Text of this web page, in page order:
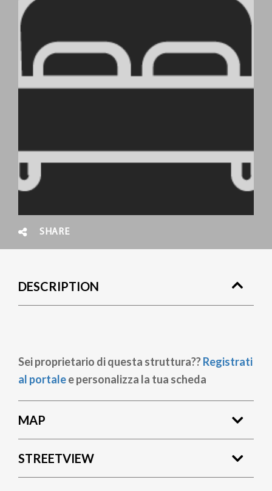
SHARE
DESCRIPTION
Sei proprietario di questa struttura??Registrati
al portalee personalizza la tua scheda
MAP
STREETVIEW